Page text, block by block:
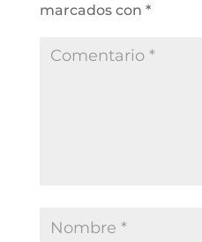
marcados con *